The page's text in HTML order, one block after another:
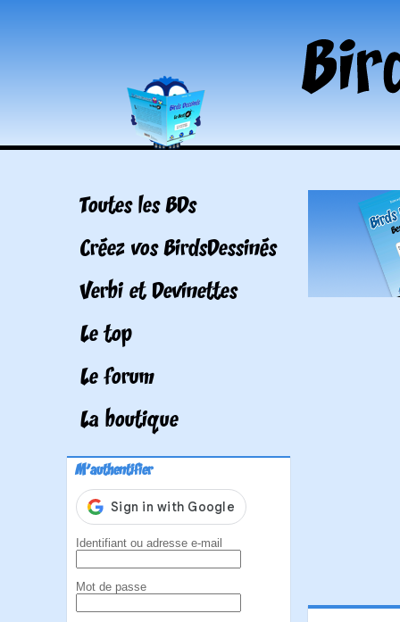
Toutes les BDs
Créez vos BirdsDessinés
Verbi et Devinettes
Le top
Le forum
La boutique
M'authentifier
Identifiant ou adresse e-mail
Mot de passe